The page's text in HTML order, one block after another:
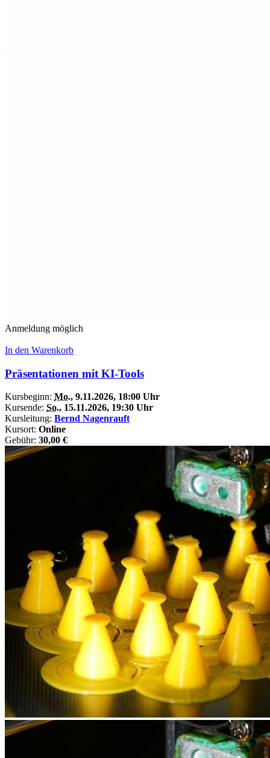
Anmeldung möglich
In den Warenkorb
Präsentationen mit KI-Tools
Kursbeginn: Mo., 9.11.2026, 18:00 Uhr
Kursende: So., 15.11.2026, 19:30 Uhr
Kursleitung: Bernd Nagenrauft
Kursort: Online
Gebühr: 30,00 €